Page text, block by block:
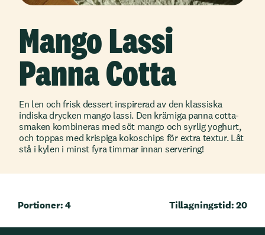
Mango Lassi
Panna Cotta
En len och frisk dessert inspirerad av den klassiska
indiska drycken mango lassi. Den krämiga panna cotta-
smaken kombineras med söt mango och syrlig yoghurt,
och toppas med krispiga kokoschips för extra textur. Låt
stå i kylen i minst fyra timmar innan servering!
Portioner: 4 Tillagningstid: 20